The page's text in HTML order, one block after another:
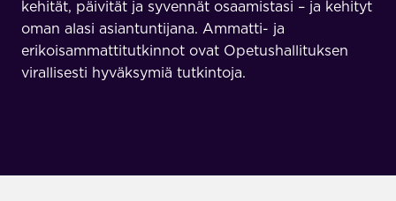
kehität, päivität ja syvennät osaamistasi – ja kehityt
oman alasi asiantuntijana. Ammatti- ja
erikoisammattitutkinnot ovat Opetushallituksen
virallisesti hyväksymiä tutkintoja.